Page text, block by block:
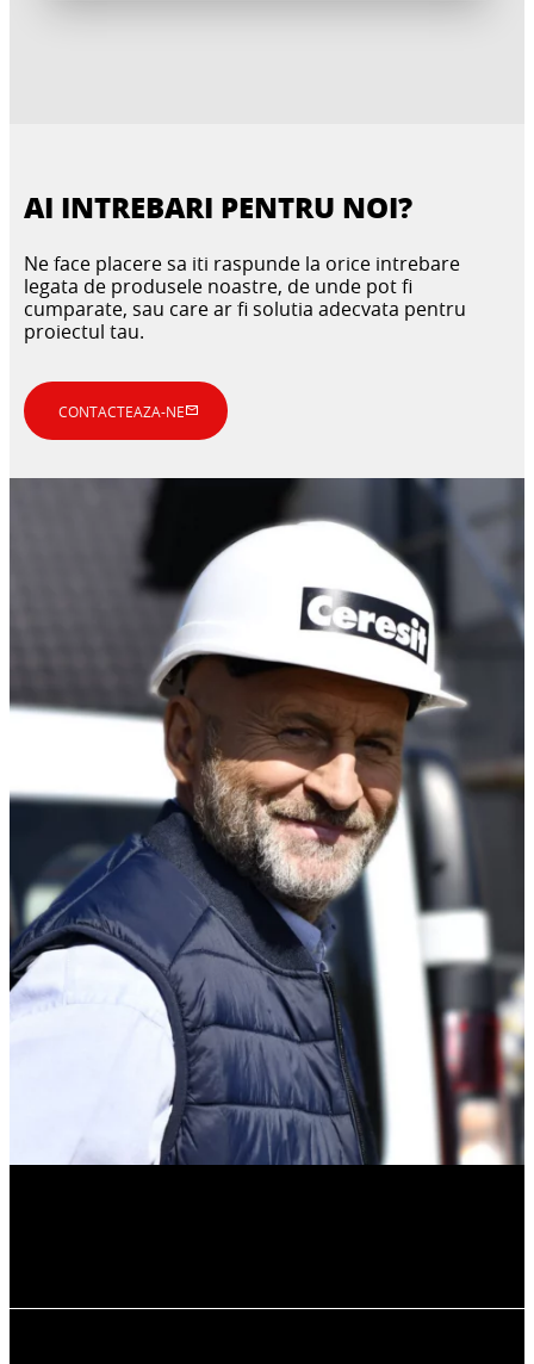
AI INTREBARI PENTRU NOI?
Ne face placere sa iti raspunde la orice intrebare
legata de produsele noastre, de unde pot fi
cumparate, sau care ar fi solutia adecvata pentru
proiectul tau.
CONTACTEAZA-NE